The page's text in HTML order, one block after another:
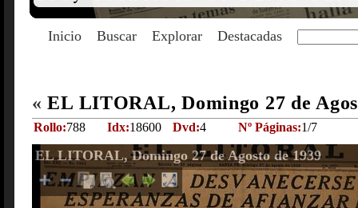
Inicio Buscar Explorar Destacadas
« EL LITORAL, Domingo 27 de
Rollo:788 Idx:18600 Dvd:4 Nº Páginas:1/7
EL LITORAL, Domingo 27 de Agosto de 1939